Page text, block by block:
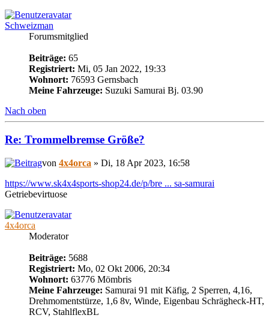
Schweizman
Forumsmitglied
Beiträge: 65
Registriert: Mi, 05 Jan 2022, 19:33
Wohnort: 76593 Gernsbach
Meine Fahrzeuge: Suzuki Samurai Bj. 03.90
Nach oben
Re: Trommelbremse Größe?
von 4x4orca » Di, 18 Apr 2023, 16:58
https://www.sk4x4sports-shop24.de/p/bre ... sa-samurai
Getriebevirtuose
4x4orca
Moderator
Beiträge: 5688
Registriert: Mo, 02 Okt 2006, 20:34
Wohnort: 63776 Mömbris
Meine Fahrzeuge: Samurai 91 mit Käfig, 2 Sperren, 4,16,
Drehmomentstürze, 1,6 8v, Winde, Eigenbau Schrägheck-HT,
RCV, StahlflexBL